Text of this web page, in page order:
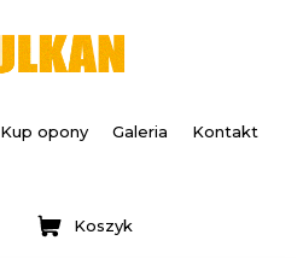
Kup opony Galeria Kontakt
Koszyk